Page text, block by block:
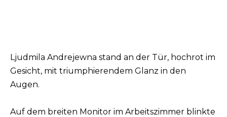
Ljudmila Andrejewna stand an der Tür, hochrot im
Gesicht, mit triumphierendem Glanz in den
Augen.
Auf dem breiten Monitor im Arbeitszimmer blinkte